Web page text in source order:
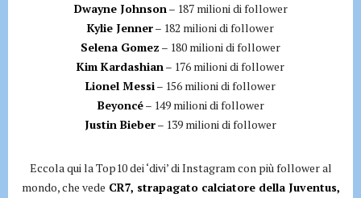
Dwayne Johnson– 187 milioni di follower
Kylie Jenner– 182 milioni di follower
Selena Gomez – 180 milioni di follower
Kim Kardashian– 176 milioni di follower
Lionel Messi– 156 milioni di follower
Beyoncé– 149 milioni di follower
Justin Bieber– 139 milioni di follower
Eccola qui la Top10 dei ‘divi’ di Instagram con più follower al
mondo, che vede CR7, strapagato calciatore della Juventus,